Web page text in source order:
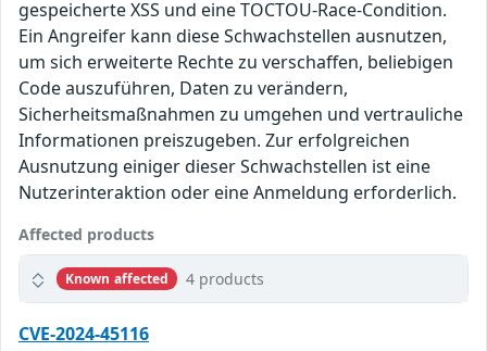
gespeicherte XSS und eine TOCTOU-Race-Condition.
Ein Angreifer kann diese Schwachstellen ausnutzen,
um sich erweiterte Rechte zu verschaffen, beliebigen
Code auszuführen, Daten zu verändern,
Sicherheitsmaßnahmen zu umgehen und vertrauliche
Informationen preiszugeben. Zur erfolgreichen
Ausnutzung einiger dieser Schwachstellen ist eine
Nutzerinteraktion oder eine Anmeldung erforderlich.
Affected products
Known affected 4 products
CVE-2024-45116